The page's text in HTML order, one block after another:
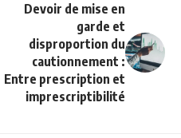
Devoir de mise en
garde et
disproportion du
cautionnement :
Entre prescription et
imprescriptibilité